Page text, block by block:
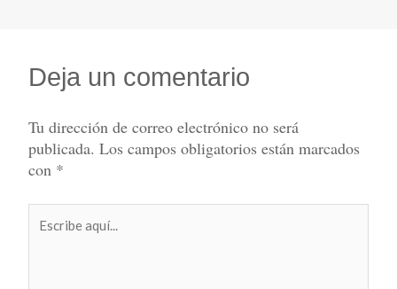
Deja un comentario
Tu dirección de correo electrónico no será
publicada. Los campos obligatorios están marcados
con *
aquí...